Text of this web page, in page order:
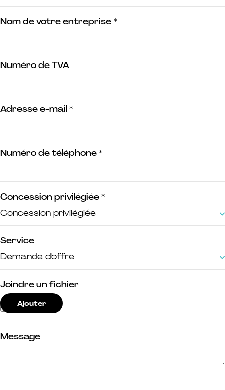
Nom de votre entreprise*
Numéro de TVA
Adresse e-mail *
Numéro de téléphone*
Concession privilégiée*
Service
Joindre un fichier
Ajouter
Message